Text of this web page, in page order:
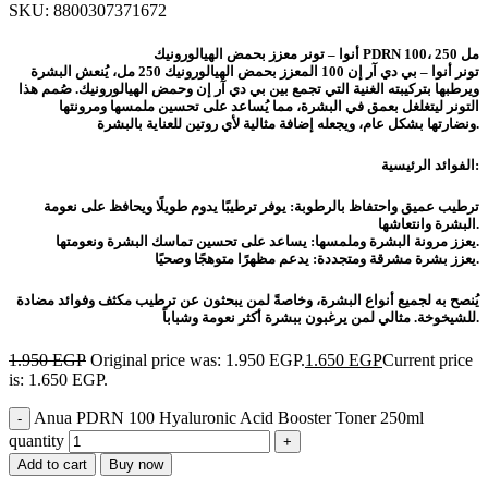
SKU: 8800307371672
أنوا – تونر معزز بحمض الهيالورونيك PDRN 100، 250 مل
تونر أنوا – بي دي آر إن 100 المعزز بحمض الهيالورونيك 250 مل، يُنعش البشرة
ويرطبها بتركيبته الغنية التي تجمع بين بي دي آر إن وحمض الهيالورونيك. صُمم هذا
التونر ليتغلغل بعمق في البشرة، مما يُساعد على تحسين ملمسها ومرونتها
ونضارتها بشكل عام، ويجعله إضافة مثالية لأي روتين للعناية بالبشرة.
الفوائد الرئيسية:
ترطيب عميق واحتفاظ بالرطوبة: يوفر ترطيبًا يدوم طويلًا ويحافظ على نعومة
البشرة وانتعاشها.
يعزز مرونة البشرة وملمسها: يساعد على تحسين تماسك البشرة ونعومتها.
يعزز بشرة مشرقة ومتجددة: يدعم مظهرًا متوهجًا وصحيًا.
يُنصح به لجميع أنواع البشرة، وخاصةً لمن يبحثون عن ترطيب مكثف وفوائد مضادة
للشيخوخة. مثالي لمن يرغبون ببشرة أكثر نعومة وشباباً.
1.950EGP Original price was: 1.950 EGP.1.650 EGPCurrent price
is: 1.650 EGP.
Anua PDRN 100 Hyaluronic Acid Booster Toner 250ml
quantity
Add to cart Buy now